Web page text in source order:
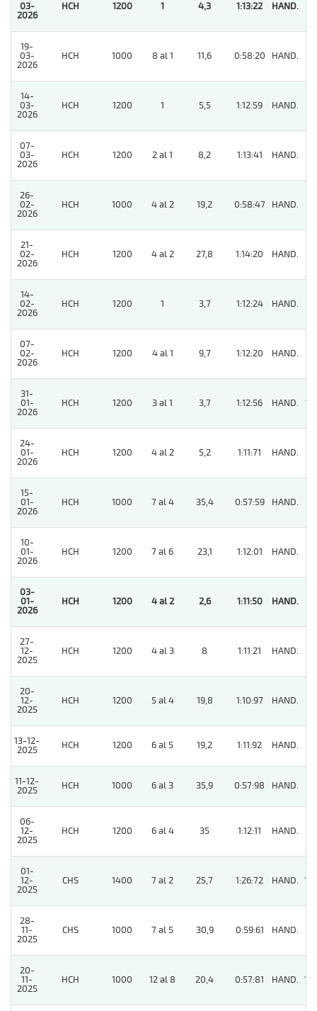
03-
2026
HCH 1200 1 4,3 1:13:22 HAND.
19-
03-
2026
HCH 1000 8 al 1 11,6 0:58:20 HAND.
14-
03-
2026
HCH 1200 1 5,5 1:12:59 HAND.
07-
03-
2026
HCH 1200 2 al 1 8,2 1:13:41 HAND.
26-
02-
2026
HCH 1000 4 al 2 19,2 0:58:47 HAND.
21-
02-
2026
HCH 1200 4 al 2 27,8 1:14:20 HAND.
14-
02-
2026
HCH 1200 1 3,7 1:12:24 HAND.
07-
02-
2026
HCH 1200 4 al 1 9,7 1:12:20 HAND.
31-
01-
2026
HCH 1200 3 al 1 3,7 1:12:56 HAND. 13
24-
01-
2026
HCH 1200 4 al 2 5,2 1:11:71 HAND.
15-
01-
2026
HCH 1000 7 al 4 35,4 0:57:59 HAND.
10-
01-
2026
HCH 1200 7 al 6 23,1 1:12:01 HAND.
03-
01-
2026
HCH 1200 4 al 2 2,6 1:11:50 HAND.
27-
12-
2025
HCH 1200 4 al 3 8 1:11:21 HAND.
20-
12-
2025
HCH 1200 5 al 4 19,8 1:10:97 HAND.
13-12-
2025
HCH 1200 6 al 5 19,2 1:11:92 HAND.
11-12-
2025
HCH 1000 6 al 3 35,9 0:57:98 HAND.
06-
12-
2025
HCH 1200 6 al 4 35 1:12:11 HAND.
01-
12-
2025
CHS 1400 7 al 2 25,7 1:26:72 HAND. 10
28-
11-
2025
CHS 1000 7 al 5 30,9 0:59:61 HAND.
20-
11-
2025
HCH 1000 12 al 8 20,4 0:57:81 HAND. 10